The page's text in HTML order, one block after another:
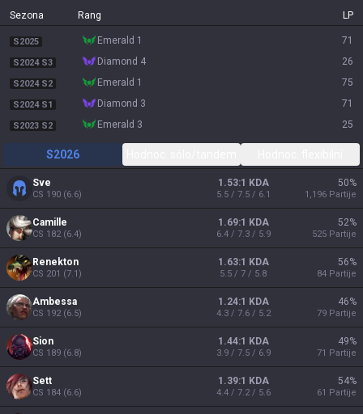
Sezona Rang LP
S2025 emerald 1 71
S2024 S3 diamond 4 26
S2024 S2 emerald 1 75
S2024 S1 diamond 3 71
S2023 S2 emerald 3 25
S2026
Sve
CS 190 (6.6)
1.53:1 KDA
5.5 / 7.5 / 6.1
50%
1,196 Partije
Camille
CS 182(6.4)
1.69:1 KDA
6.4 / 7.3 / 5.9
52%
525 Partije
Renekton
CS 201 (7.1)
1.63:1 KDA
5.5 / 7 / 5.8
56%
84 Partije
Ambessa
CS 192(6.5)
1.24:1 KDA
4.3 / 7.6 / 5.2
46%
79 Partije
Sion
CS 189 (6.8)
1.44:1 KDA
3.9 / 7.5 / 6.9
49%
71 Partije
Sett
CS 184 (6.6)
1.39:1 KDA
4.4 / 7.2 / 5.6
54%
61 Partije